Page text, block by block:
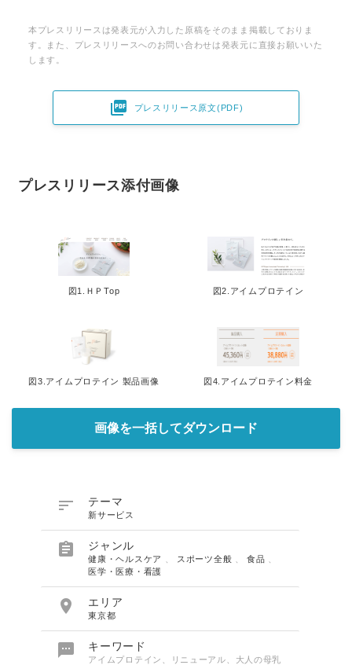
本プレスリリースは発表元が入力した原稿をそのまま掲載しておりま
す。また、プレスリリースへのお問い合わせは発表元に直接お願いいた
します。
 プレスリリース原文(PDF)
プレスリリース添付画像
図1.ＨＰTop 図2.アイムプロテイン
図3.アイムプロテイン 製品画像 図4.アイムプロテイン料金
画像を一括してダウンロード
 テーマ
新サービス
 ジャンル
健康・ヘルスケア スポーツ全般 、食品
医学・医療・看護
 エリア
東京都
 キーワード
アイムプロテイン、リニューアル、大人の母乳